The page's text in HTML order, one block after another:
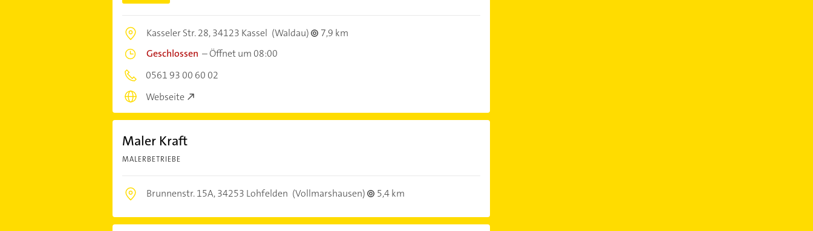
Kasseler Str. 28,34123 Kassel (Waldau)
7,9 km
Geschlossen –Öffnet um 08:00
0561 93 00 60 02
Webseite
Maler Kraft
MALERBETRIEBE
Brunnenstr. 15A,34253 Lohfelden (Vollmarshausen) 5,4 km